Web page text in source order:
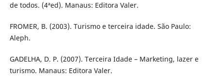
de todos. (4ªed). Manaus: Editora Valer.
FROMER, B. (2003). Turismo e terceira idade. São Paulo:
Aleph.
GADELHA, D. P. (2007). Terceira Idade – Marketing, lazer e
turismo. Manaus: Editora Valer.